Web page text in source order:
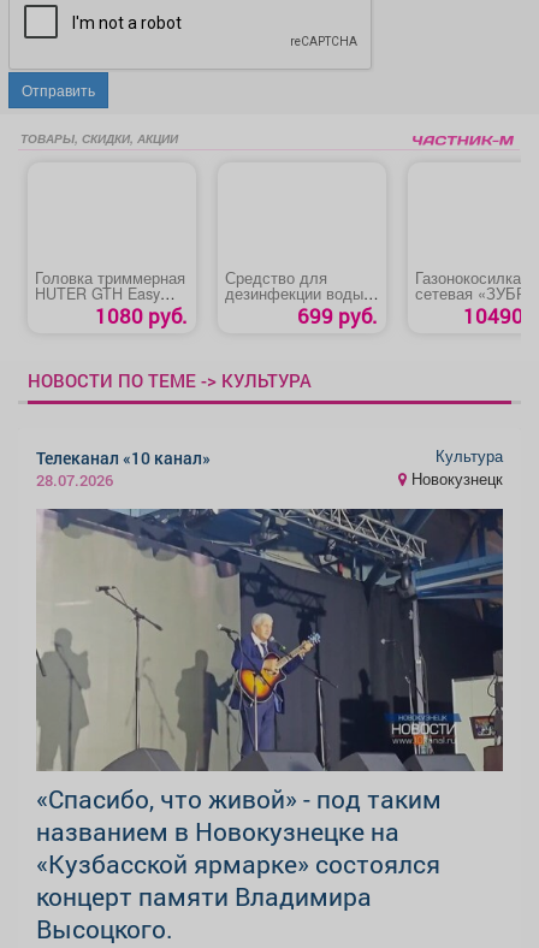
Отправить
ТОВАРЫ, СКИДКИ, АКЦИИ
Головка триммерная
HUTER GTH Easy
1080 руб.
Средство для
дезинфекции воды в
бассейнах
ЛОНГАФОР699 руб.
Газонокосилка
сетевая «ЗУБР
ГС-33-1310»
10490
НОВОСТИ ПО ТЕМЕ -> КУЛЬТУРА
Телеканал «10 канал»
28.07.2026
Культура
Новокузнецк
«Спасибо, что живой» - под таким
названием в Новокузнецке на
«Кузбасской ярмарке» состоялся
концерт памяти Владимира
Высоцкого.